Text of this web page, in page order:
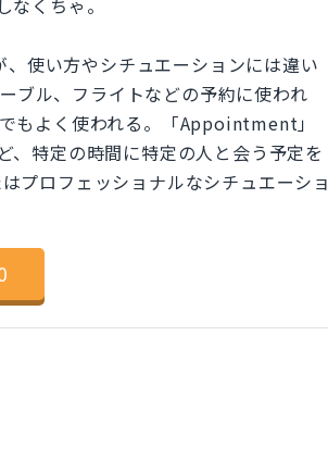
使い方やシチュエーションには違い
ブル、フライトなどの予約に使われ
もよく使われる。「Appointment」
、特定の時間に特定の人と会う予定を
プロフェッショナルなシチュエーショ